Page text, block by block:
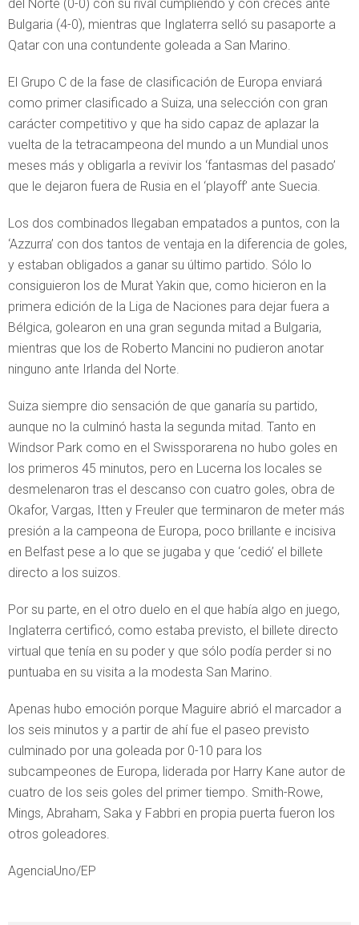
del Norte (0-0) con su rival cumpliendo y con creces ante
Bulgaria (4-0), mientras que Inglaterra selló su pasaporte a
Qatar con una contundente goleada a San Marino.
El Grupo C de la fase de clasificación de Europa enviará
como primer clasificado a Suiza, una selección con gran
carácter competitivo y que ha sido capaz de aplazar la
vuelta de la tetracampeona del mundo a un Mundial unos
meses más y obligarla a revivir los ‘fantasmas del pasado’
que le dejaron fuera de Rusia en el ‘playoff’ ante Suecia.
Los dos combinados llegaban empatados a puntos, con la
‘Azzurra’ con dos tantos de ventaja en la diferencia de goles,
y estaban obligados a ganar su último partido. Sólo lo
consiguieron los de Murat Yakin que, como hicieron en la
primera edición de la Liga de Naciones para dejar fuera a
Bélgica, golearon en una gran segunda mitad a Bulgaria,
mientras que los de Roberto Mancini no pudieron anotar
ninguno ante Irlanda del Norte.
Suiza siempre dio sensación de que ganaría su partido,
aunque no la culminó hasta la segunda mitad. Tanto en
Windsor Park como en el Swissporarena no hubo goles en
los primeros 45 minutos, pero en Lucerna los locales se
desmelenaron tras el descanso con cuatro goles, obra de
Okafor, Vargas, Itten y Freuler que terminaron de meter más
presión a la campeona de Europa, poco brillante e incisiva
en Belfast pese a lo que se jugaba y que ‘cedió’ el billete
directo a los suizos.
Por su parte, en el otro duelo en el que había algo en juego,
Inglaterra certificó, como estaba previsto, el billete directo
virtual que tenía en su poder y que sólo podía perder si no
puntuaba en su visita a la modesta San Marino.
Apenas hubo emoción porque Maguire abrió el marcador a
los seis minutos y a partir de ahí fue el paseo previsto
culminado por una goleada por 0-10 para los
subcampeones de Europa, liderada por Harry Kane autor de
cuatro de los seis goles del primer tiempo. Smith-Rowe,
Mings, Abraham, Saka y Fabbri en propia puerta fueron los
otros goleadores.
AgenciaUno/EP